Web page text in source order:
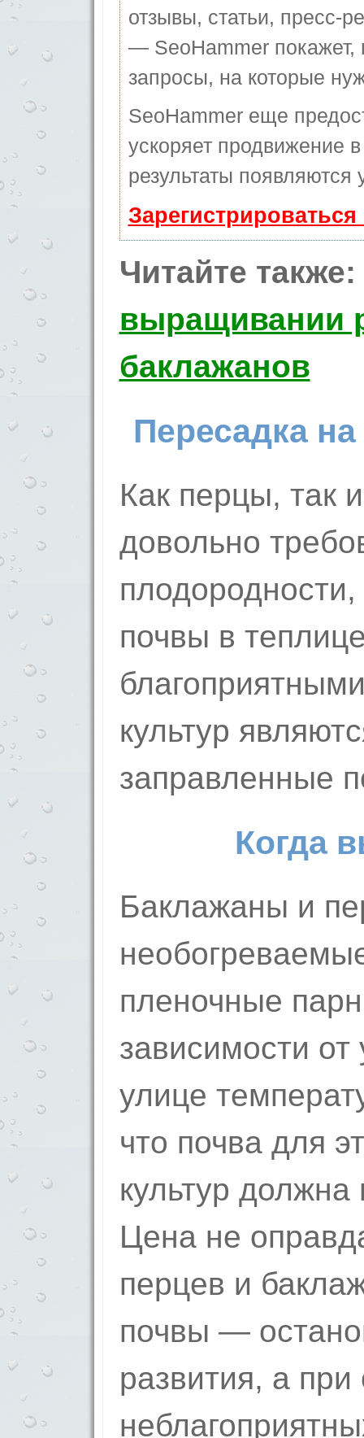
отзывы, статьи, пресс-
— SeoHammer покажет,
запросы, на которые
SeoHammer еще
ускоряет продвижение
результаты
Читайте также:
выращивании
баклажанов
Пересадка
Как перцы, так
довольно
плодородности,
почвы в
культур
заправленные
Когда
Баклажаны и
пленочные
зависимости
улице
что почва для
культур
Цена не
перцев и
почвы —
развития, а при